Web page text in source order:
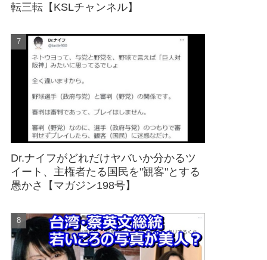
転三転【KSLチャンネル】
Dr.ナイフがどれだけヤバいか分かるツ
イート、主権者たる国民を"観客"とする
愚かさ【マガジン198号】